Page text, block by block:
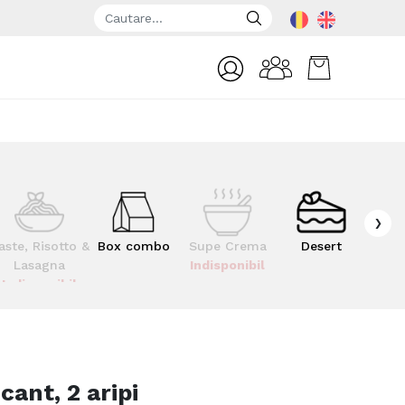
Risotto &
Lasagna
Indisponibil
Box combo
Supe Crema
Indisponibil
Desert
›
2 aripi